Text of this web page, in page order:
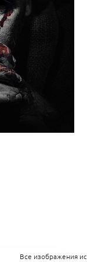
Все изображения